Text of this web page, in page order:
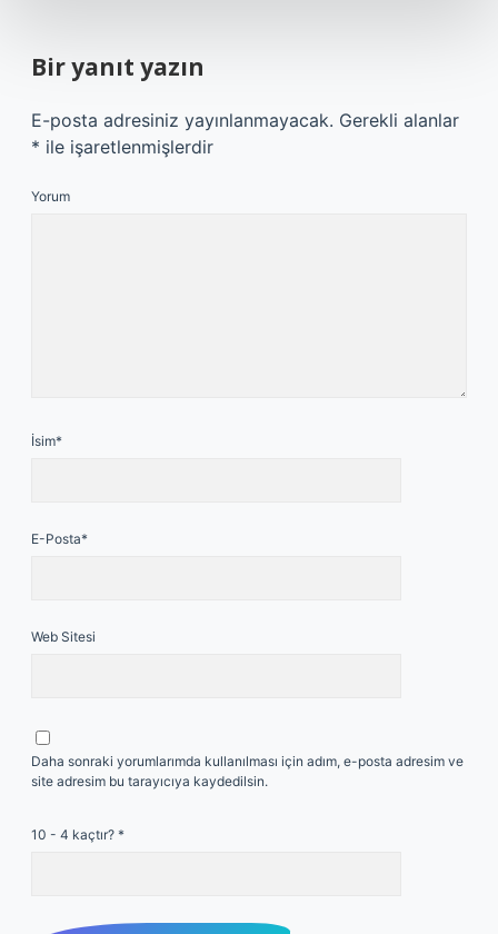
Bir yanıt yazın
E-posta adresiniz yayınlanmayacak. Gerekli alanlar
* ile işaretlenmişlerdir
Yorum
İsim*
E-Posta*
Web Sitesi
Daha sonraki yorumlarımda kullanılması için adım, e-posta adresim ve
site adresim bu tarayıcıya kaydedilsin.
10 - 4 kaçtır? *